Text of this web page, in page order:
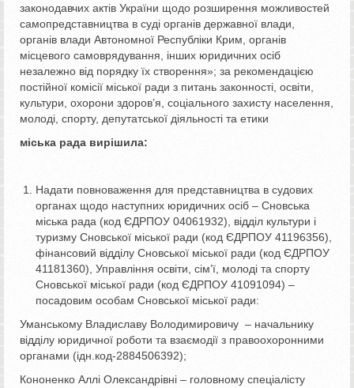
законодавчих актів України щодо розширення можливостей
самопредставництва в суді органів державної влади,
органів влади Автономної Республіки Крим, органів
місцевого самоврядування, інших юридичних осіб
незалежно від порядку їх створення»; за рекомендацією
постійної комісії міської ради з питань законності, освіти,
культури, охорони здоров’я, соціального захисту населення,
молоді, спорту, депутатської діяльності та етики
міська рада вирішила:
Надати повноваження для представництва в судових
органах щодо наступних юридичних осіб – Сновська
міська рада (код ЄДРПОУ 04061932), відділ культури і
туризму Сновської міської ради (код ЄДРПОУ 41196356),
фінансовий відділу Сновської міської ради (код ЄДРПОУ
41181360), Управління освіти, сім’ї, молоді та спорту
Сновської міської ради (код ЄДРПОУ 41091094) –
посадовим особам Сновської міської ради:
Уманському Владиславу Володимировичу – начальнику
відділу юридичної роботи та взаємодії з правоохоронними
органами (ідн.код-2884506392);
Кононенко Аллі Олександрівні – головному спеціалісту